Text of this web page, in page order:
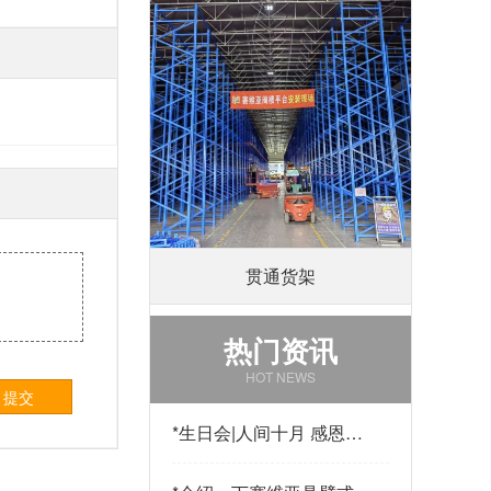
提交
贯通货架
热门资讯
HOT NEWS
*生日会|人间十月 感恩有